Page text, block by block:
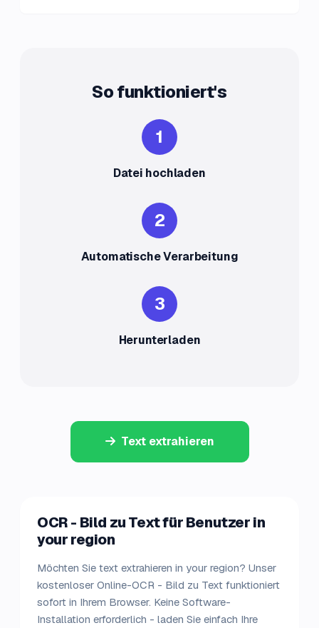
So funktioniert's
1
Datei hochladen
2
Automatische Verarbeitung
3
Herunterladen
Text extrahieren
OCR - Bild zu Text für Benutzer in
your region
Möchten Sie text extrahieren in your region? Unser
kostenloser Online-OCR - Bild zu Text funktioniert
sofort in Ihrem Browser. Keine Software-
Installation erforderlich - laden Sie einfach Ihre